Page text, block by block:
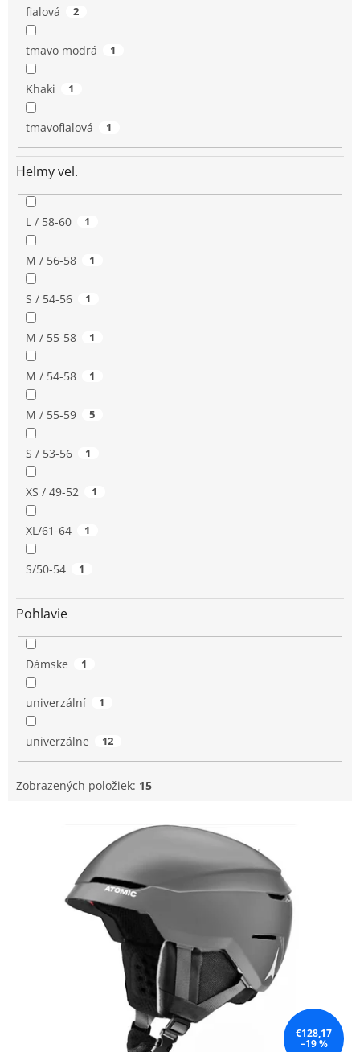
fialová 2
tmavo modrá 1
Khaki 1
tmavofialová 1
Helmy vel.
L / 58-60 1
M / 56-58 1
S / 54-56 1
M / 55-58 1
M / 54-58 1
M / 55-59 5
S / 53-56 1
XS / 49-52 1
XL/61-64 1
S/50-54 1
Pohlavie
Dámske 1
univerzální 1
univerzálne 12
Zobrazených položiek: 15
€128,17
–19 %